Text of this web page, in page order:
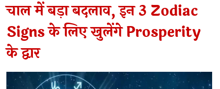
चाल में बड़ा बदलाव, इन 3 Zodiac
Signs के लिए खुलेंगे Prosperity
के द्वार